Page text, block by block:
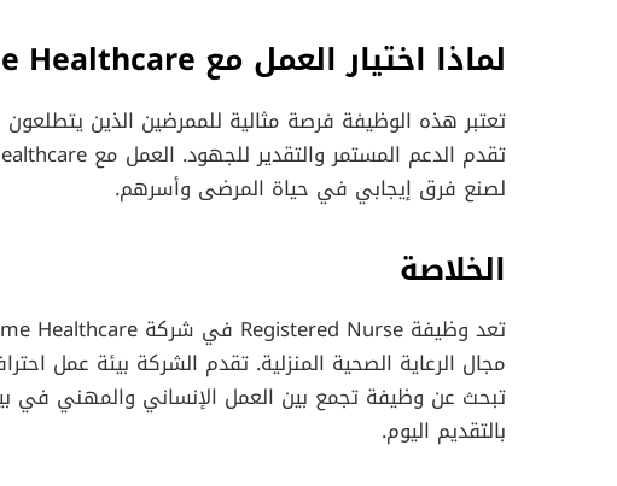
لماذا اختيار العمل مع Luxlife Home Healthcare؟
تعتبر هذه الوظيفة فرصة مثالية للممرضين الذين
لصنع فرق إيجابي في حياة المرضى وأسرهم.
الخلاصة
مجال الرعاية الصحية المنزلية. تقدم الشركة بيئة عمل
تبحث عن وظيفة تجمع بين العمل الإنساني والمهني في
بالتقديم اليوم.